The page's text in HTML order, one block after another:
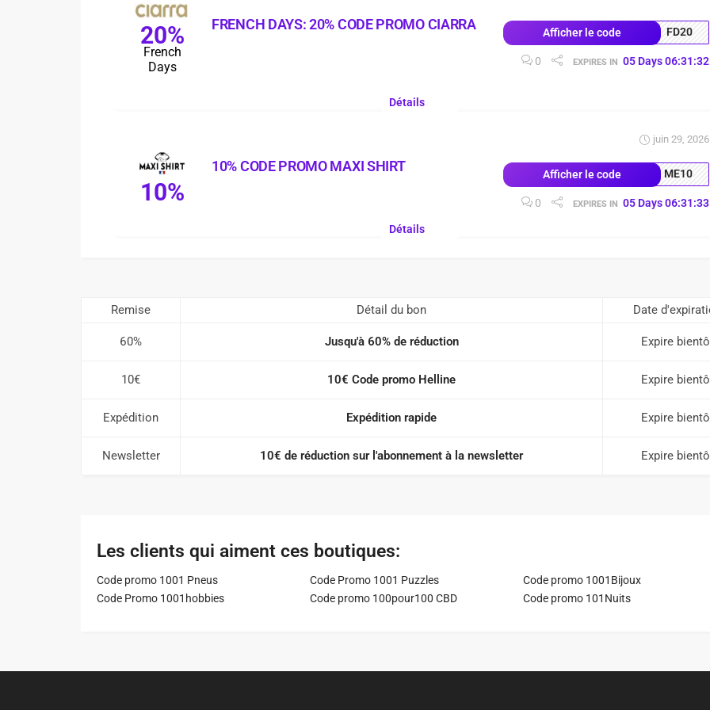
20%
French
Days
FRENCH DAYS: 20% CODE PROMO CIARRA Afficher le code FD20
0 EXPIRES IN 05 Days 06:31:31
Détails
10%
10% CODE PROMO MAXI SHIRT
juin 29, 2026
Afficher le code ME10
0 EXPIRES IN 05 Days 06:31:32
Détails
Remise Détail du bon Date
60% Jusqu'à 60% de réduction Expire
10€ 10€ Code promo Helline Expire
Expédition Expédition rapide Expire
Newsletter 10€ de réduction sur l'abonnement à la newsletter Expire
Les clients qui aiment ces boutiques:
Code promo 1001 Pneus Code Promo 1001 Puzzles
Code promo 1001Bijoux
Code Promo 1001hobbies
Code promo 100pour100 CBD Code promo 101Nuits